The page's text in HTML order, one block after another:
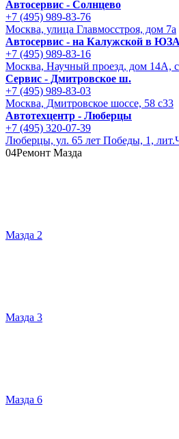
Автосервис - Солнцево
+7 (495) 989-83-76
Москва, улица Главмосстроя, дом 7а
Автосервис - на Калужской в
+7 (495) 989-83-16
Москва, Научный проезд, дом 14А,
Сервис - Дмитровское ш.
+7 (495) 989-83-03
Москва, Дмитровское шоссе, 58 с33
Автотехцентр - Люберцы
+7 (495) 320-07-39
Люберцы, ул. 65 лет Победы, 1,
04Ремонт Мазда
Мазда 2
Мазда 3
Мазда 6